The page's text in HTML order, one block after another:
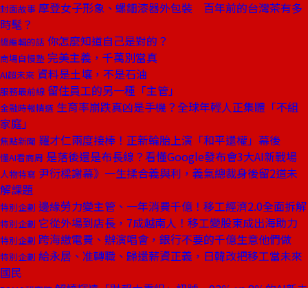
封面故事 摩登女子形象、螺鈿漆器外包裝 百年前的台灣茶有多
時髦？
總編輯的話 你怎麼知道自己是對的？
商場自慢塾 完美主義，千萬別當真
AI超未來 資料是土壤，不是石油
服務最前線 留住員工的另一種「主管」
金融時報精選 生育率崩跌真凶是手機？全球年輕人正集體「不組
家庭」
焦點新聞 羅才仁兩度接棒！正新輪胎上演「和平還權」幕後
懂AI看商周 是落後還是布長線？看懂Google發布會3大AI新戰場
人物特寫 尹衍樑謝幕》一生揉合義與利，義氣總裁身後留2道未
解課題
特別企劃 邊緣勞力變主管、一年消費千億！移工經濟2.0全面拆解
特別企劃 它從外場到店長，7成越南人！移工變股東成出海助力
特別企劃 跨海繳電費、辦演唱會，銀行不要的千億生意他們做
特別企劃 給永居、准轉職、歸還薪資正義，日韓改把移工當未來
國民